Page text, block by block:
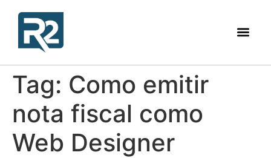
Tag: Como emitir
nota fiscal como
Web Designer